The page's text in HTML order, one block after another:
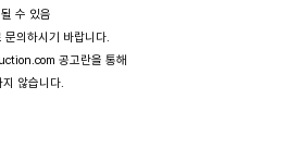
수 있음
의하시기 바랍니다.
공고란을 통해
지 않습니다.